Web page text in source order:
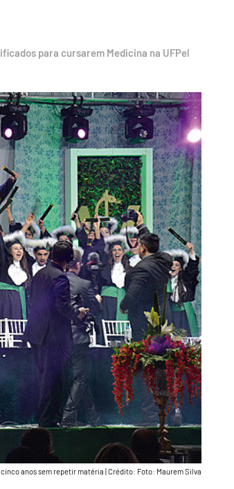
para cursarem Medicina na UFPel
anos sem repetir matéria |Crédito: Foto: Maurem Silva